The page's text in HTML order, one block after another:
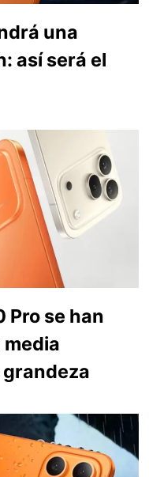
una
así será el
Pro se han
grandeza